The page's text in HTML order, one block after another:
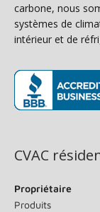
carbone, nous
systèmes de
intérieur et de
CVAC
Propriétaire
Produits